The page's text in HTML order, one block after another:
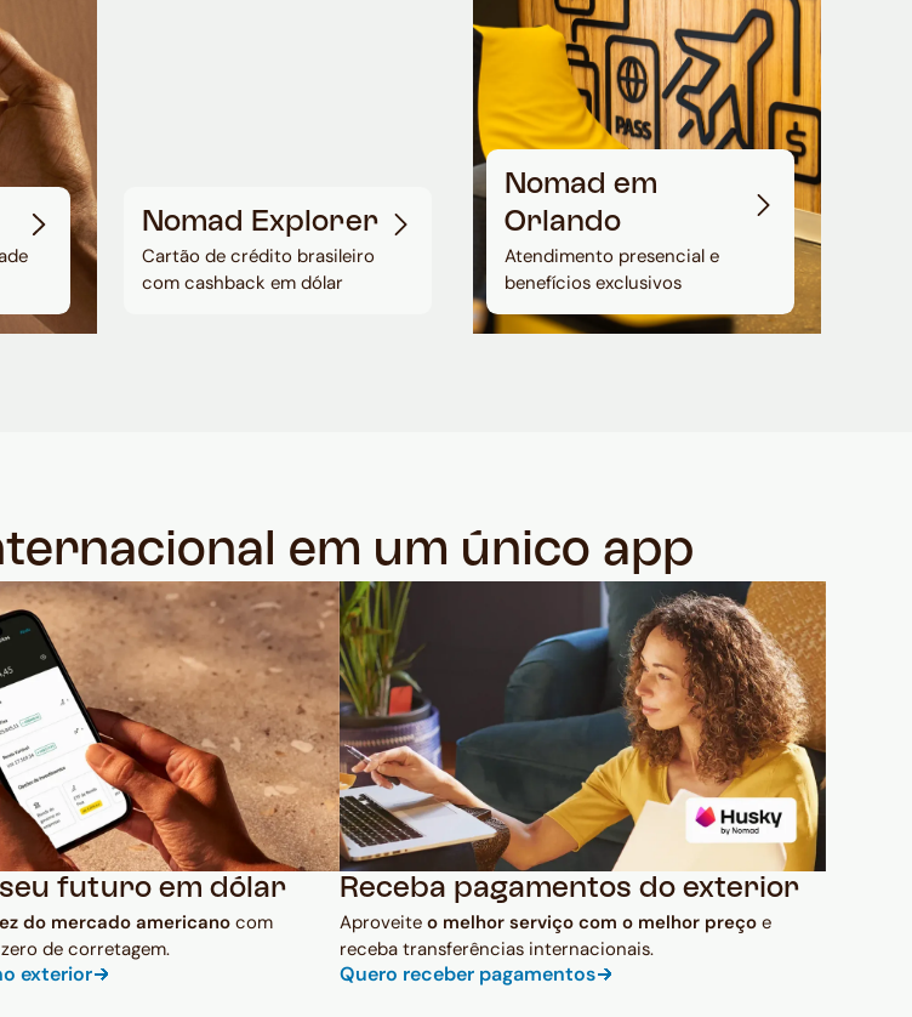
Nomad Explorer
Cartão de crédito brasileiro
com cashback em dólar
Nomad em
Orlando
Atendimento presencial e
benefícios exclusivos
em um único app
seu futuro em dólar
do mercado americanocom
de corretagem.
exterior
Receba pagamentos do exterior
Aproveiteo melhor serviço com o melhor preço e
receba transferências internacionais.
Quero receber pagamentos